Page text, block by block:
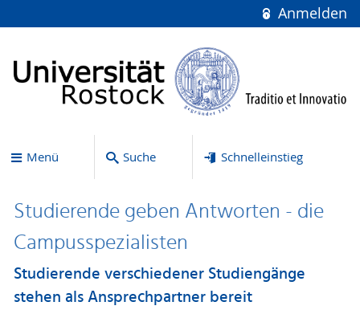
Anmelden
Menü Suche Schnelleinstieg
Studierende geben Antworten - die
Campusspezialisten
Studierende verschiedener Studiengänge
stehen als Ansprechpartner bereit